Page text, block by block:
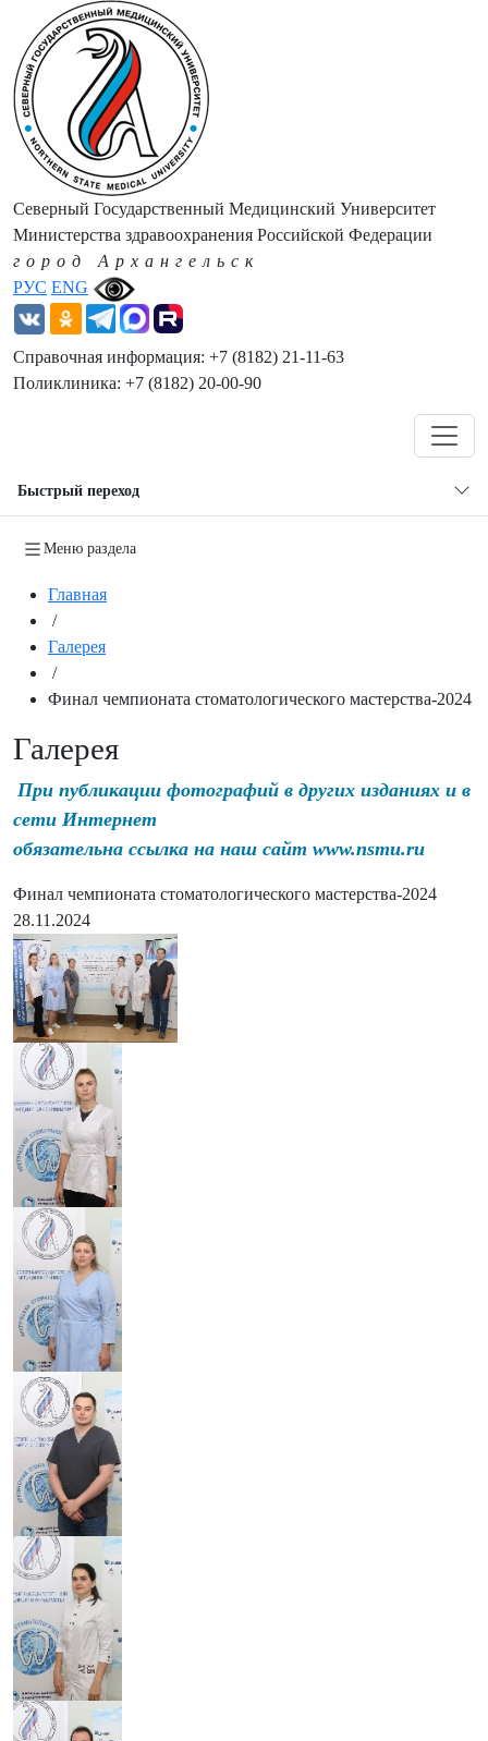
РУС ENG
Северный Государственный Медицинский Университет
Министерства здравоохранения Российской Федерации
город Архангельск
Справочная информация: +7 (8182) 21-11-63
Поликлиника: +7 (8182) 20-00-90
Быстрый переход
Меню раздела
Главная
/
Галерея
/
Финал чемпионата стоматологического мастерства-2024
Галерея
При публикации фотографий в других изданиях и в
сети Интернет
обязательна ссылка на наш сайт www.nsmu.ru
Финал чемпионата стоматологического мастерства-2024
28.11.2024